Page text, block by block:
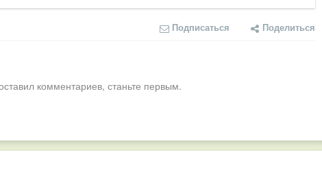
Подписаться Поделиться
комментариев, станьте первым.